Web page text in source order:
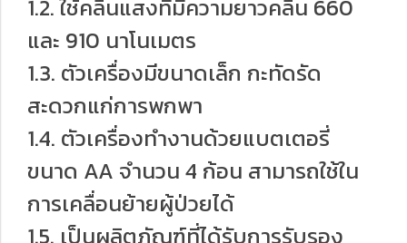
1.2. ใช้คลื่นแสงที่มีความยาวคลื่น 660
และ 910 นาโนเมตร
1.3. ตัวเครื่องมีขนาดเล็ก กะทัดรัด
สะดวกแก่การพกพา
1.4. ตัวเครื่องทำงานด้วยแบตเตอรี่
ขนาด AA จำนวน 4 ก้อน สามารถใช้ใน
การเคลื่อนย้ายผู้ป่วยได้
1.5. เป็นผลิตภัณฑ์ที่ได้รับการรับรอง